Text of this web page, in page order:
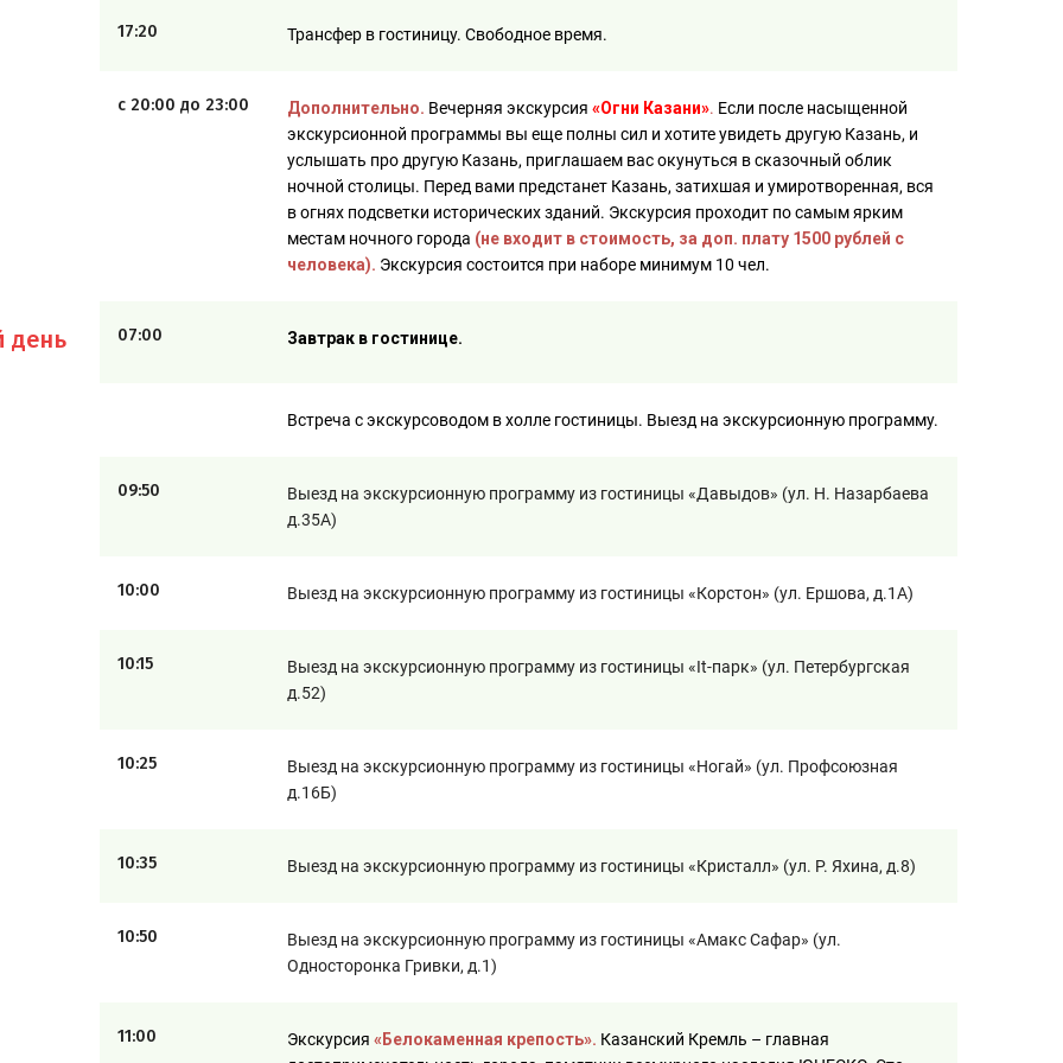
17:20 Трансфер в гостиницу. Свободное время.
с 20:00 до 23:00 Дополнительно. Вечерняя экскурсия «Огни Казани». Если после насыщенной
экскурсионной программы вы еще полны сил и хотите увидеть другую Казань, и
услышать про другую Казань, приглашаем вас окунуться в сказочный облик
ночной столицы. Перед вами предстанет Казань, затихшая и умиротворенная, вся
в огнях подсветки исторических зданий. Экскурсия проходит по самым ярким
местам ночного города (не входит в стоимость, за доп. плату 1500 рублей с
человека). Экскурсия состоится при наборе минимум 10 чел.
день 07:00 Завтрак в гостинице.
Встреча с экскурсоводом в холле гостиницы. Выезд на экскурсионную программу.
09:50
Выезд на экскурсионную программу из гостиницы «Давыдов» (ул. Н. Назарбаева
д.35А)
10:00 Выезд на экскурсионную программу из гостиницы «Корстон» (ул. Ершова, д.1А)
10:15
Выезд на экскурсионную программу из гостиницы «It-парк» (ул. Петербургская
д.52)
10:25
Выезд на экскурсионную программу из гостиницы «Ногай» (ул. Профсоюзная
д.16Б)
10:35 Выезд на экскурсионную программу из гостиницы «Кристалл» (ул. Р. Яхина, д.8)
10:50
Выезд на экскурсионную программу из гостиницы «Амакс Сафар» (ул.
Односторонка Гривки, д.1)
11:00 Экскурсия «Белокаменная крепость». Казанский Кремль – главная